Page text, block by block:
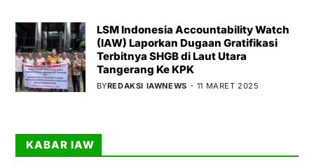
LSM Indonesia Accountability Watch
(IAW) Laporkan Dugaan Gratifikasi
Terbitnya SHGB di Laut Utara
Tangerang Ke KPK
BYREDAKSI IAWNEWS 11 MARET 2025
KABAR IAW